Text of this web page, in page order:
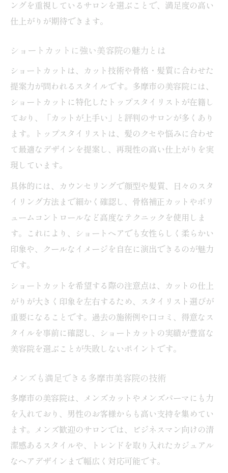
ングを重視しているサロンを選ぶことで、満足度の高い
仕上がりが期待できます。
ショートカットに強い美容院の魅力とは
ショートカットは、カット技術や骨格・髪質に合わせた
提案力が問われるスタイルです。多摩市の美容院には、
ショートカットに特化したトップスタイリストが在籍し
ており、「カットが上手い」と評判のサロンが多くあり
ます。トップスタイリストは、髪のクセや悩みに合わせ
て最適なデザインを提案し、再現性の高い仕上がりを実
現しています。
具体的には、カウンセリングで顔型や髪質、日々のスタ
イリング方法まで細かく確認し、骨格補正カットやボリ
ュームコントロールなど高度なテクニックを使用しま
す。これにより、ショートヘアでも女性らしく柔らかい
印象や、クールなイメージを自在に演出できるのが魅力
です。
ショートカットを希望する際の注意点は、カットの仕上
がりが大きく印象を左右するため、スタイリスト選びが
重要になることです。過去の施術例や口コミ、得意なス
タイルを事前に確認し、ショートカットの実績が豊富な
美容院を選ぶことが失敗しないポイントです。
メンズも満足できる多摩市美容院の技術
多摩市の美容院は、メンズカットやメンズパーマにも力
を入れており、男性のお客様からも高い支持を集めてい
ます。メンズ歓迎のサロンでは、ビジネスマン向けの清
潔感あるスタイルや、トレンドを取り入れたカジュアル
なヘアデザインまで幅広く対応可能です。